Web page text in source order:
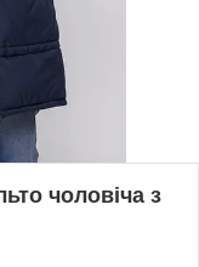
чоловіча з